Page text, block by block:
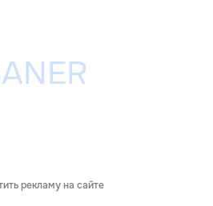
рекламу на сайте